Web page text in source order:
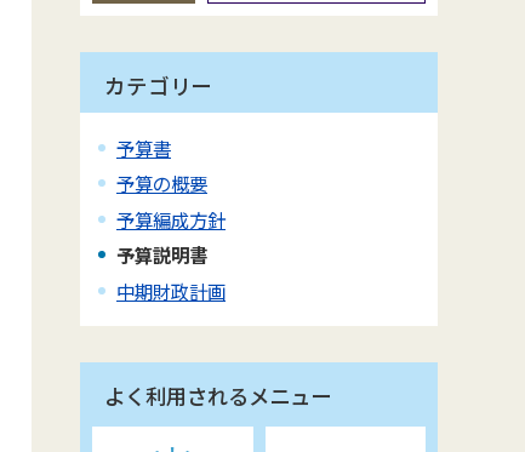
カテゴリー
予算書
予算の概要
予算編成方針
予算説明書
中期財政計画
よく利用されるメニュー